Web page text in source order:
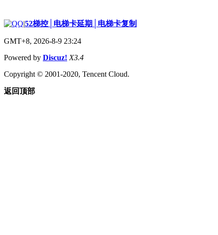
|52梯控│电梯卡延期│电梯卡复制
GMT+8, 2026-8-9 23:24
Powered by Discuz! X3.4
Copyright © 2001-2020, Tencent Cloud.
返回顶部